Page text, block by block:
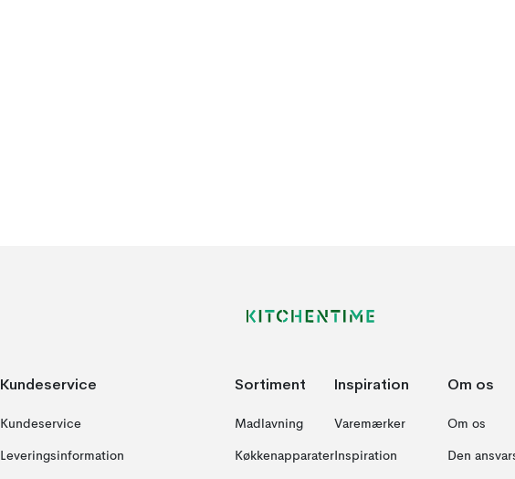
Kundeservice
Kundeservice
Leveringsinformation
Sortiment
Madlavning
Køkkenapparater
Inspiration
Varemærker
Inspiration
Om os
Om os
Den